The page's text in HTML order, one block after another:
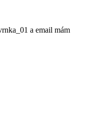
a email mám